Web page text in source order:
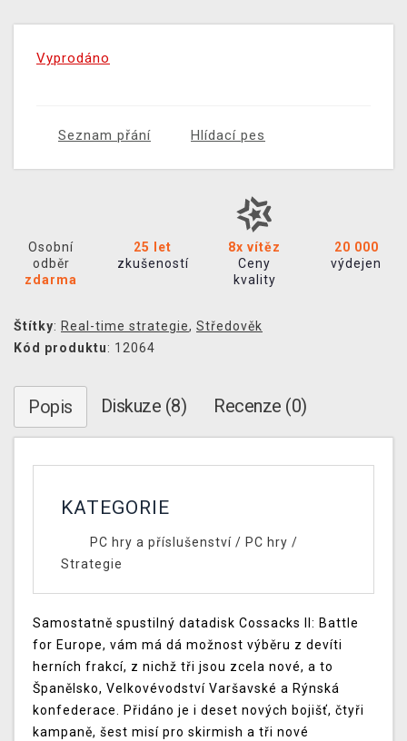
Vyprodáno
Seznam přání Hlídací pes
Osobní
odběr
zdarma
25 let
zkušeností
8x vítěz
Ceny
kvality
20 000
výdejen
Štítky: Real-time strategie, Středověk
Kód produktu: 12064
Popis Diskuze (8) Recenze (0)
KATEGORIE
PC hry a příslušenství/ PC hry /
Strategie
Samostatně spustilný datadisk Cossacks II: Battle
for Europe, vám má dá možnost výběru z devíti
herních frakcí, z nichž tři jsou zcela nové, a to
Španělsko, Velkovévodství Varšavské a Rýnská
konfederace. Přidáno je i deset nových bojišť, čtyři
kampaně, šest misí pro skirmish a tři nové